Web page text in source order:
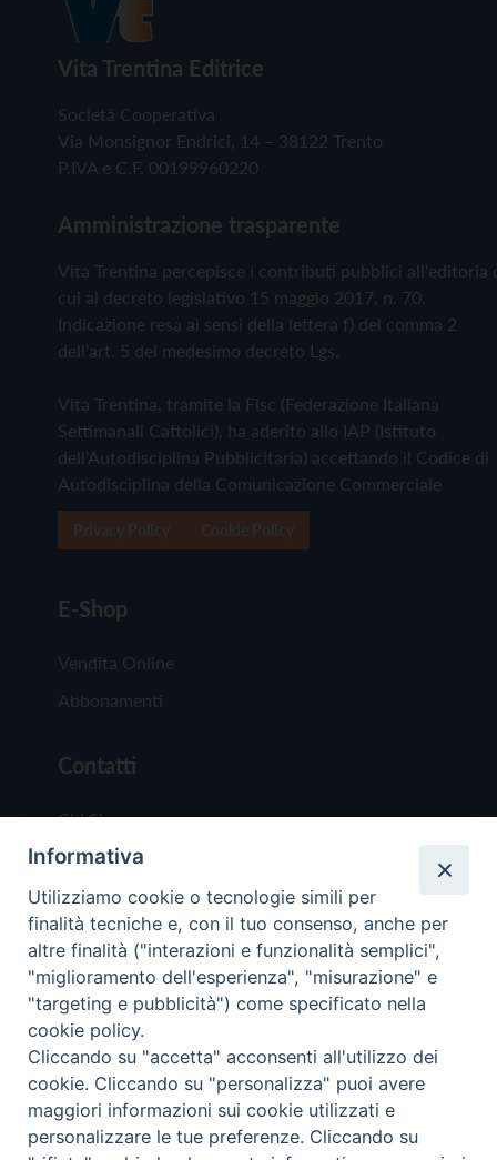
Vita Trentina Editrice
Società Cooperativa
Via Monsignor Endrici, 14 – 38122 Trento
P.IVA e C.F. 00199960220
Amministrazione trasparente
Vita Trentina percepisce i contributi pubblici all'editoria
cui al decreto legislativo 15 maggio 2017, n. 70.
Indicazione resa ai sensi della lettera f) del comma 2
dell'art. 5 del medesimo decreto Lgs.
Vita Trentina, tramite la Fisc (Federazione Italiana
Settimanali Cattolici), ha aderito allo IAP (Istituto
dell'Autodisciplina Pubblicitaria) accettando il Codice di
Autodisciplina della Comunicazione Commerciale
E-Shop
Vendita Online
Abbonamenti
Contatti
Chi Siamo
Redazione
Scrivici
Copyright © 2019 - Tutti i diritti riservati - Vita
Trentina Editrice
Privacy Policy
Torna
Informativa
Utilizziamo cookie o tecnologie simili per
finalità tecniche e, con il tuo consenso, anche per
altre finalità ("interazioni e funzionalità semplici",
"miglioramento dell'esperienza", "misurazione" e
"targeting e pubblicità") come specificato nella
cookie policy.
Cliccando su "accetta" acconsenti all'utilizzo dei
cookie. Cliccando su "personalizza" puoi avere
maggiori informazioni sui cookie utilizzati e
personalizzare le tue preferenze. Cliccando su